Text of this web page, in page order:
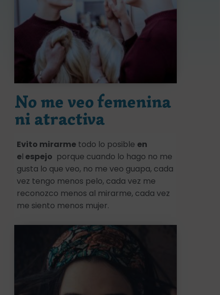
No me veo femenina
ni atractiva
Evito mirarme todo lo posible en
el espejo porque cuando lo hago no me
gusta lo que veo, no me veo guapa, cada
vez tengo menos pelo, cada vez me
reconozco menos al mirarme, cada vez
me siento menos mujer.